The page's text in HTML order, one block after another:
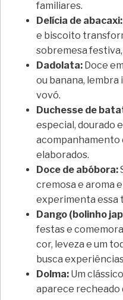
familiares.
Delícia de abacaxi:
e biscoito
sobremesa
Dadolata: Doce
ou banana, lembra
vovó.
Duchesse de
especial, dourado
acompanhamento
elaborados.
Doce de abóbora:
cremosa e aroma
experimenta essa
Dango (bolinho
festas e
cor, leveza e um
busca
Dolma: Um
aparece recheado